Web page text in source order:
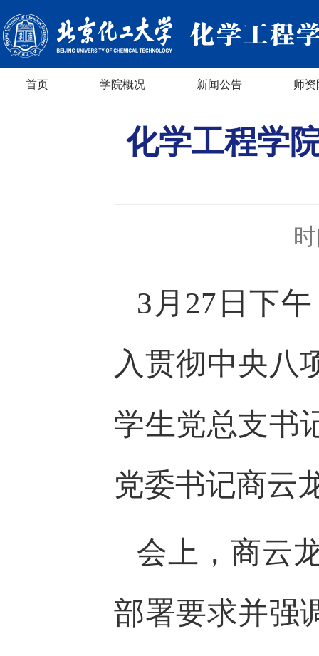
首页 学院概况 新闻公告 师资
化学工程学
3月27日下
入贯彻中央八
学生党总支书
党委书记商云
会上，商云
部署要求并强